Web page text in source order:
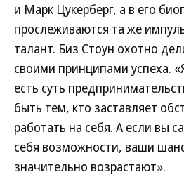
и Марк Цукерберг, а в его
прослеживаются та же
талант. Биз Стоун охотно
своими принципами успеха.
есть суть
быть тем, кто заставляет
работать на себя. А если вы
себя возможности, ваши
значительно возрастают».